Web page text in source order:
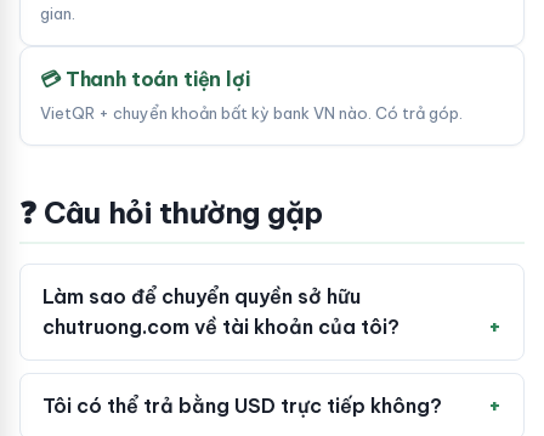
gian.
💳 Thanh toán tiện lợi
VietQR + chuyển khoản bất kỳ bank VN nào. Có trả góp.
❓ Câu hỏi thường gặp
Làm sao để chuyển quyền sở hữu
chutruong.com về tài khoản của tôi?
Tôi có thể trả bằng USD trực tiếp không?